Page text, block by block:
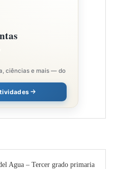
ciências e mais — do
Agua – Tercer grado primaria